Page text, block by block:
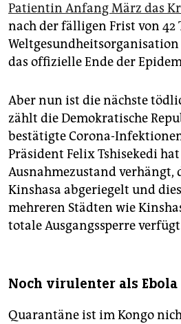
Patientin Anfang März das
nach der fälligen Frist von 42
das offizielle Ende der
Aber nun ist die nächste
zählt die Demokratische
bestätigte Corona-
Präsident Felix Tshi­se­kedi
Ausnahmezustand verhängt,
Kinshasa abgeriegelt und
mehreren Städten wie
totale Ausgangssperre
Noch virulenter als Ebola
Quarantäne ist im Kongo